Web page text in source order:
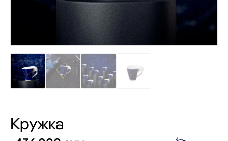
Кружка